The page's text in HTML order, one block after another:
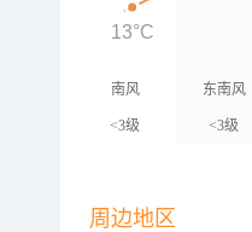
南风
<3级
东南风
<3级
13°C
周边地区